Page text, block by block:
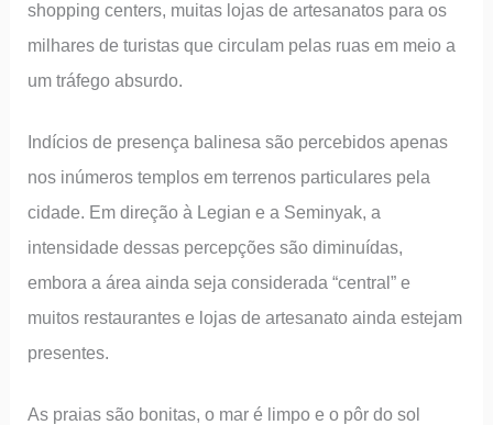
shopping centers, muitas lojas de artesanatos para os
milhares de turistas que circulam pelas ruas em meio a
um tráfego absurdo.
Indícios de presença balinesa são percebidos apenas
nos inúmeros templos em terrenos particulares pela
cidade. Em direção à Legian e a Seminyak, a
intensidade dessas percepções são diminuídas,
embora a área ainda seja considerada “central” e
muitos restaurantes e lojas de artesanato ainda estejam
presentes.
As praias são bonitas, o mar é limpo e o pôr do sol